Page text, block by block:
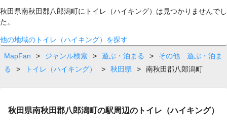
秋田県南秋田郡八郎潟町にトイレ（ハイキング）は見つかりませんでし
た。
他の地域のトイレ（ハイキング）を探す
MapFan
> ジャンル検索 > 遊ぶ・泊まる >
その他 遊ぶ・泊ま
る
> トイレ（ハイキング） > 秋田県 > 南秋田郡八郎潟町
秋田県南秋田郡八郎潟町の駅周辺のトイレ（ハイキング）